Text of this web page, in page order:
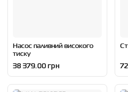
Насос паливний високого
тиску
38 379.00 грн